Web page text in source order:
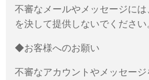
不審なメールやメッセージに
を決して提供しないでください
◆お客様へのお願い
不審なアカウントやメッセー